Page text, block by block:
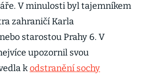
V minulosti byl tajemníkem
zahraničí Karla
starostou Prahy 6. V
upozornil svou
kodstranění sochy